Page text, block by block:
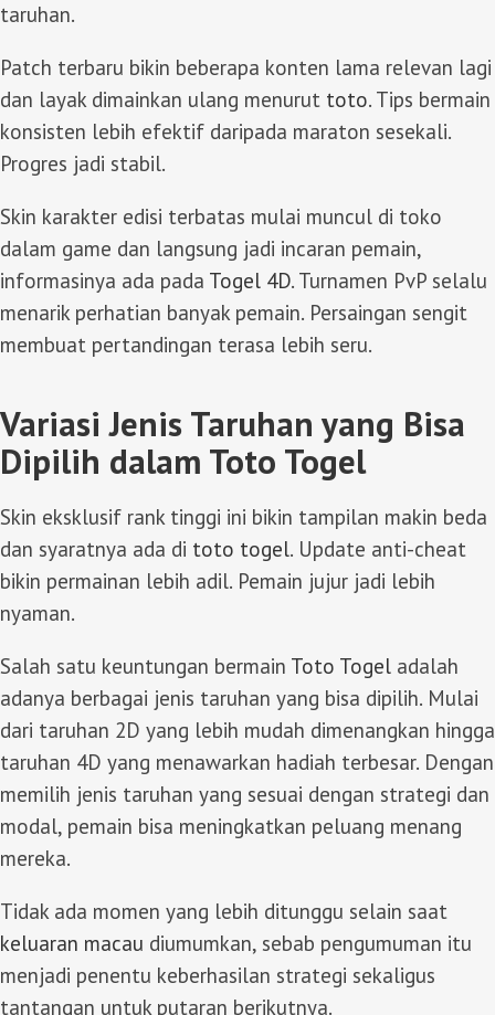
taruhan.
Patch terbaru bikin beberapa konten lama relevan lagi
dan layak dimainkan ulang menurut toto. Tips bermain
konsisten lebih efektif daripada maraton sesekali.
Progres jadi stabil.
Skin karakter edisi terbatas mulai muncul di toko
dalam game dan langsung jadi incaran pemain,
informasinya ada pada Togel 4D. Turnamen PvP selalu
menarik perhatian banyak pemain. Persaingan sengit
membuat pertandingan terasa lebih seru.
Variasi Jenis Taruhan yang Bisa
Dipilih dalam Toto Togel
Skin eksklusif rank tinggi ini bikin tampilan makin beda
dan syaratnya ada di toto togel. Update anti-cheat
bikin permainan lebih adil. Pemain jujur jadi lebih
nyaman.
Salah satu keuntungan bermain Toto Togel adalah
adanya berbagai jenis taruhan yang bisa dipilih. Mulai
dari taruhan 2D yang lebih mudah dimenangkan hingga
taruhan 4D yang menawarkan hadiah terbesar. Dengan
memilih jenis taruhan yang sesuai dengan strategi dan
modal, pemain bisa meningkatkan peluang menang
mereka.
Tidak ada momen yang lebih ditunggu selain saat
keluaran macau diumumkan, sebab pengumuman itu
menjadi penentu keberhasilan strategi sekaligus
tantangan untuk putaran berikutnya.